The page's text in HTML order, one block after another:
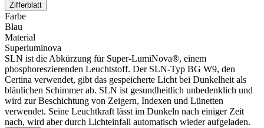
Zifferblatt
Farbe
Blau
Material
Superluminova
SLN ist die Abkürzung für Super-LumiNova®, einem
phosphoreszierenden Leuchtstoff. Der SLN-Typ BG W9, den
Certina verwendet, gibt das gespeicherte Licht bei Dunkelheit als
bläulichen Schimmer ab. SLN ist gesundheitlich unbedenklich und
wird zur Beschichtung von Zeigern, Indexen und Lünetten
verwendet. Seine Leuchtkraft lässt im Dunkeln nach einiger Zeit
nach, wird aber durch Lichteinfall automatisch wieder aufgeladen.